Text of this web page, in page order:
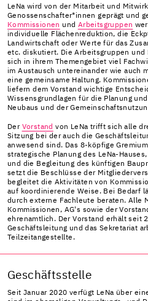
LeNa wird von der Mitarbeit und
Genossenschafter*innen geprägt und
Kommissionen und Arbeitsgruppen
individuelle Flächenreduktion, die
Landwirtschaft oder Werte für das
etc. diskutiert. Die Arbeitsgruppen und
sich in ihrem Themengebiet viel
im Austausch untereinander wie auch
eine gemeinsame Haltung.
liefern dem Vorstand wichtige
Wissensgrundlagen für die Planung
Neubaus und der
Der Vorstand von LeNa trifft sich alle
Sitzung bei der auch die
anwesend sind. Das 8-köpfige
strategische Planung des LeNa-
und die Begleitung des künftigen
setzt die Beschlüsse der
begleitet die Aktivitäten von
auf koordinierende Weise. Bei Bedarf
durch externe Fachleute beraten. Alle
Kommissionen, AG's sowie der
ehrenamtlich. Der Vorstand erhält seit
Geschäftsleitung und das Sekretariat
Teilzeitangestellte.
Geschäftsstelle
Seit Januar 2020 verfügt LeNa über